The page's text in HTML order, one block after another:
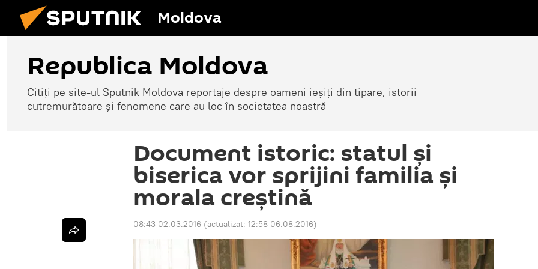
Moldova
Republica Moldova
Citiți pe site-ul Sputnik Moldova reportaje despre oameni ieșiți din tipare, istorii
cutremurătoare și fenomene care au loc în societatea noastră
Document istoric: statul şi
biserica vor sprijini familia şi
morala creştină
08:43 02.03.2016 (actualizat: 12:58 06.08.2016)